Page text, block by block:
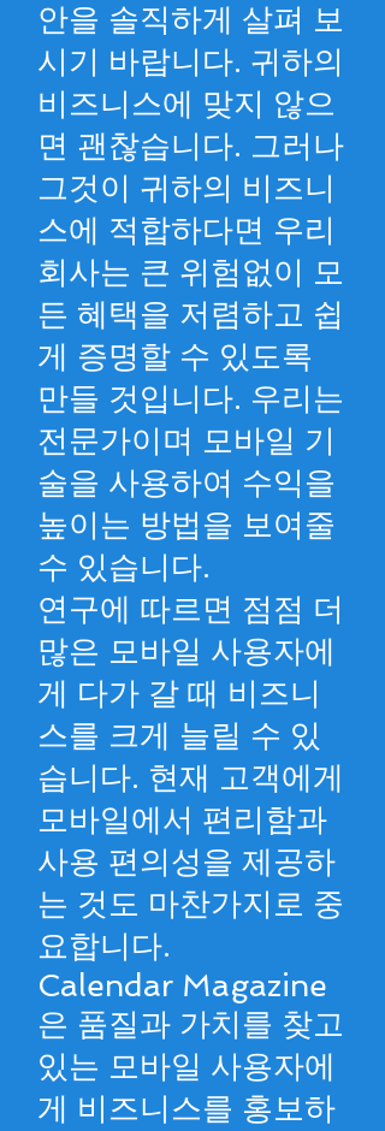
안을 솔직하게 살펴 보
시기 바랍니다. 귀하의
비즈니스에 맞지 않으
면 괜찮습니다. 그러나
그것이 귀하의 비즈니
스에 적합하다면 우리
회사는 큰 위험없이 모
든 혜택을 저렴하고 쉽
게 증명할 수 있도록
만들 것입니다. 우리는
전문가이며 모바일 기
술을 사용하여 수익을
높이는 방법을 보여줄
수 있습니다.
연구에 따르면 점점 더
많은 모바일 사용자에
게 다가 갈 때 비즈니
스를 크게 늘릴 수 있
습니다. 현재 고객에게
모바일에서 편리함과
사용 편의성을 제공하
는 것도 마찬가지로 중
요합니다.
Calendar Magazine
은 품질과 가치를 찾고
있는 모바일 사용자에
게 비즈니스를 홍보하